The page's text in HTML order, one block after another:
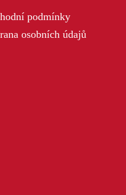
podmínky
osobních údajů